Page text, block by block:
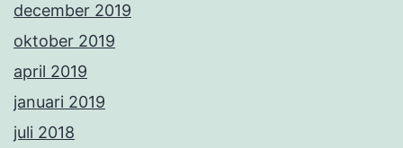
december 2019
oktober 2019
april 2019
januari 2019
juli 2018